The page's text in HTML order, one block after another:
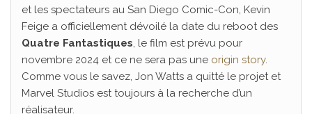
et les spectateurs au San Diego Comic-Con, Kevin
Feige a officiellement dévoilé la date du reboot des
Quatre Fantastiques, le film est prévu pour
novembre 2024 et ce ne sera pas une origin story.
Comme vous le savez, Jon Watts a quitté le projet et
Marvel Studios est toujours à la recherche d’un
réalisateur.